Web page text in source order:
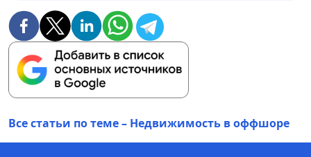
Все статьи по теме – Недвижимость в оффшоре